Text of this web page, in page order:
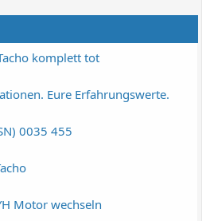
komplett tot
Eure Erfahrungswerte.
0035 455
Motor wechseln